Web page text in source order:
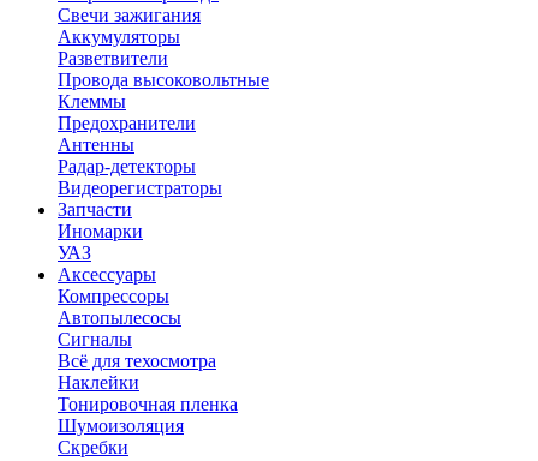
Свечи зажигания
Аккумуляторы
Разветвители
Провода высоковольтные
Клеммы
Предохранители
Антенны
Радар-детекторы
Видеорегистраторы
Запчасти
Иномарки
УАЗ
Аксесcуары
Компрессоры
Автопылесосы
Сигналы
Всё для техосмотра
Наклейки
Тонировочная пленка
Шумоизоляция
Скребки